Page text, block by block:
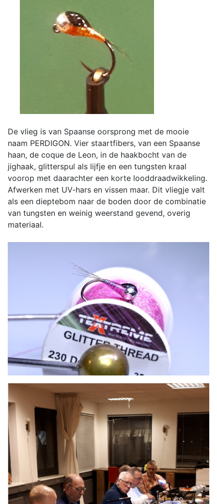
De vlieg is van Spaanse oorsprong met de mooie
naam PERDIGON. Vier staartfibers, van een Spaanse
haan, de coque de Leon, in de haakbocht van de
jighaak, glitterspul als lijfje en een tungsten kraal
voorop met daarachter een korte looddraadwikkeling.
Afwerken met UV-hars en vissen maar. Dit vliegje valt
als een dieptebom naar de boden door de combinatie
van tungsten en weinig weerstand gevend, overig
materiaal.